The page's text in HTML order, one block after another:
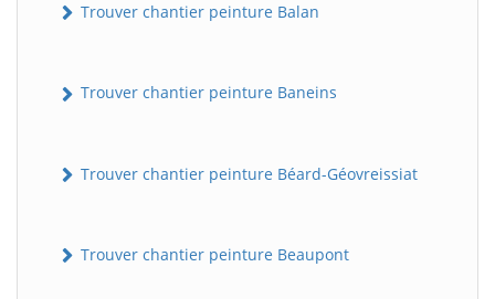
Trouver chantier peinture Balan
Trouver chantier peinture Baneins
Trouver chantier peinture Béard-Géovreissiat
Trouver chantier peinture Beaupont